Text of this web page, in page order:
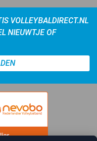
VOLLEYBALDIRECT.NL
NIEUWTJE OF